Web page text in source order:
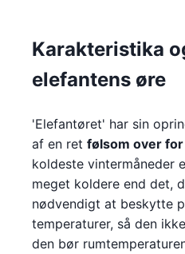
Karakteristika
elefantens øre
'Elefantøret' har sin
af en ret følsom over
koldeste vintermåneder
meget koldere end det,
nødvendigt at beskytte
temperaturer, så den
den bør